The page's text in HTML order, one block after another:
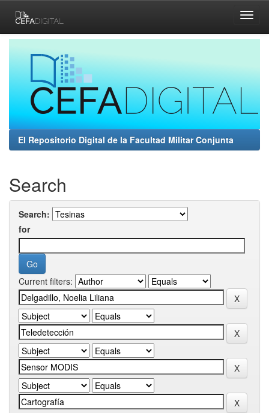
navigation
El Repositorio Digital de la Facultad Militar Conjunta
Search
Search:
for
Current filters: